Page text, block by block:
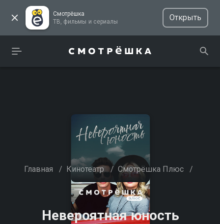
Смотрёшка
ТВ, фильмы и сериалы
Открыть
Главная / Кинотеатр / Смотрёшка Плюс /
Невероятная юность